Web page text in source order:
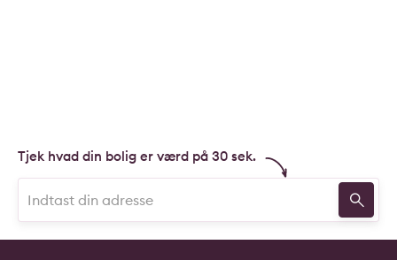
Tjek hvad din bolig er værd på 30 sek.